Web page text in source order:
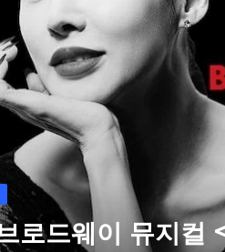
로드웨이 뮤지컬